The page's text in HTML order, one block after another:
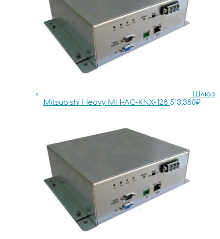
Шлюз
Mitsubishi Heavy MH-AC-KNX-128 513,380₽